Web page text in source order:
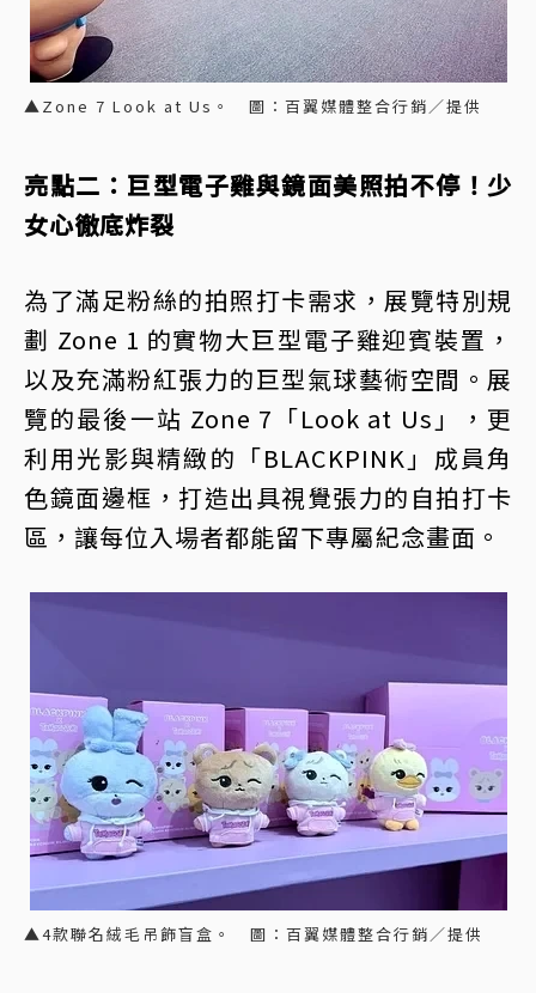
▲Zone 7 Look at Us。 圖：百翼媒體整合行銷／提供
亮點二：巨型電子雞與鏡面美照拍不停！少
女心徹底炸裂
為了滿足粉絲的拍照打卡需求，展覽特別規
劃 Zone 1 的實物大巨型電子雞迎賓裝置，
以及充滿粉紅張力的巨型氣球藝術空間。展
覽的最後一站 Zone 7「Look at Us」，更
利用光影與精緻的「BLACKPINK」成員角
色鏡面邊框，打造出具視覺張力的自拍打卡
區，讓每位入場者都能留下專屬紀念畫面。
▲4款聯名絨毛吊飾盲盒。 圖：百翼媒體整合行銷／提供